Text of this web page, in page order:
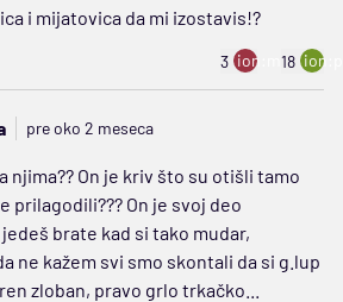
i mijatovica da mi izostavis!?
3 ion:minus
18
pre oko 2 meseca
njima?? On je kriv što su otišli tamo
prilagodili??? On je svoj deo
brate kad si tako mudar,
ne kažem svi smo skontali da si g.lup
zloban, pravo grlo trkačko...